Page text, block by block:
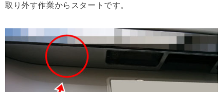
取り外す作業からスタートです。